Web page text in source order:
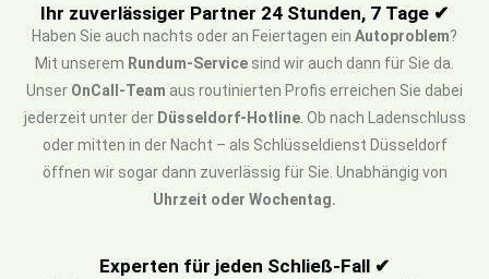
Ihr zuverlässiger Partner 24 Stunden, 7 Tage ✔
Haben Sie auch nachts oder an Feiertagen ein Autoproblem?
Mit unserem Rundum-Service sind wir auch dann für Sie da.
Unser OnCall-Team aus routinierten Profis erreichen Sie dabei
jederzeit unter der Düsseldorf-Hotline. Ob nach Ladenschluss
oder mitten in der Nacht – als Schlüsseldienst Düsseldorf
öffnen wir sogar dann zuverlässig für Sie. Unabhängig von
Uhrzeit oder Wochentag.
Experten für jeden Schließ-Fall ✔